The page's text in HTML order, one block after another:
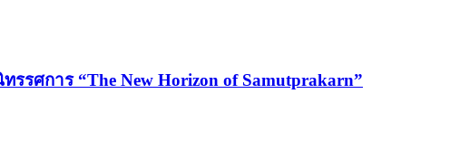
รศการ “The New Horizon of Samutprakarn”